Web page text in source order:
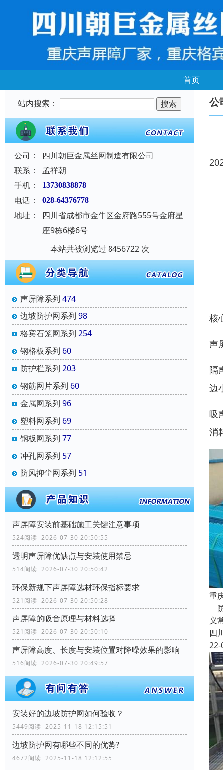
首页
站内搜索：
公司：
四川朝巨金属丝网制造有限公司
联系：
孟祥朝
手机：
13730838878
电话： 028-64376778
地址：
四川省成都市金牛区金府路555号金府星
座9栋6楼6号
本站共被浏览过 8456722 次
声屏障系列 474
边坡防护网系列 98
格宾石笼网系列 254
钢格板系列 60
防护栏系列 203
钢筋网片系列 60
金属网系列 96
塑料网系列 69
钢板网系列 77
冲孔网系列 57
防风抑尘网系列 51
声屏障安装前基础施工关键注意事项
524阅读 2026-07-30 20:50:55
透明声屏障优缺点与安装使用禁忌
514阅读 2026-07-30 20:50:42
环保新规下声屏障选材环保指标要求
521阅读 2026-07-30 20:50:28
声屏障的吸音原理与材料选择
521阅读 2026-07-30 20:50:10
声屏障高度、长度与安装位置对降噪效果的影响
516阅读 2026-07-30 20:49:57
安装好的边坡防护网如何验收？
5449阅读 2025-11-18 12:15:51
边坡防护网有哪些不同的优势?
4672阅读 2025-11-18 12:12:55
公
核
声
隔
边
吸
消
重
义
四
22-